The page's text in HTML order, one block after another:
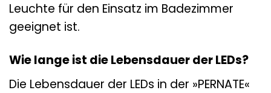
Leuchte für den Einsatz im Badezimmer
geeignet ist.
Wie lange ist die Lebensdauer der LEDs?
Die Lebensdauer der LEDs in der »PERNATE«